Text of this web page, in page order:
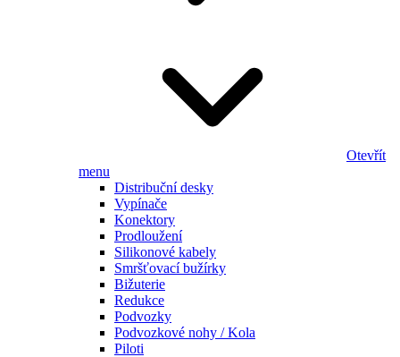
Otevřít
menu
Distribuční desky
Vypínače
Konektory
Prodloužení
Silikonové kabely
Smršťovací bužírky
Bižuterie
Redukce
Podvozky
Podvozkové nohy / Kola
Piloti